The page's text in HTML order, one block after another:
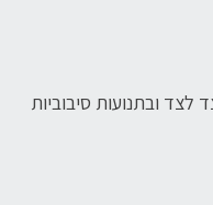
לצד ובתנועות סיבוביות